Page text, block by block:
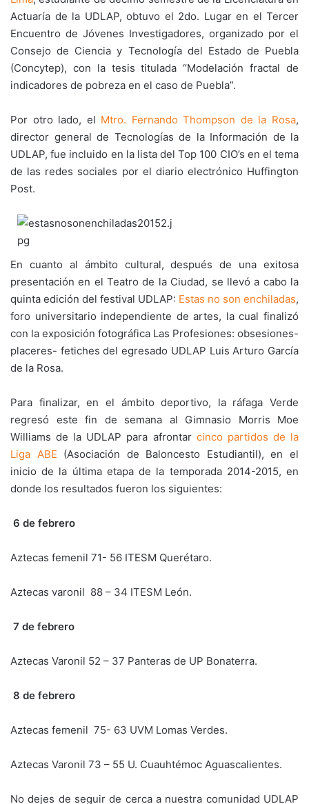
Actuaría de la UDLAP, obtuvo el 2do. Lugar en el Tercer
Encuentro de Jóvenes Investigadores, organizado por el
Consejo de Ciencia y Tecnología del Estado de Puebla
(Concytep), con la tesis titulada “Modelación fractal de
indicadores de pobreza en el caso de Puebla”.
Por otro lado, el Mtro. Fernando Thompson de la Rosa,
director general de Tecnologías de la Información de la
UDLAP, fue incluido en la lista del Top 100 CIO’s en el tema
de las redes sociales por el diario electrónico Huffington
Post.
En cuanto al ámbito cultural, después de una exitosa
presentación en el Teatro de la Ciudad, se llevó a cabo la
quinta edición del festival UDLAP: Estas no son enchiladas,
foro universitario independiente de artes, la cual finalizó
con la exposición fotográfica Las Profesiones: obsesiones-
placeres- fetiches del egresado UDLAP Luis Arturo García
de la Rosa.
Para finalizar, en el ámbito deportivo, la ráfaga Verde
regresó este fin de semana al Gimnasio Morris Moe
Williams de la UDLAP para afrontar cinco partidos de la
Liga ABE (Asociación de Baloncesto Estudiantil), en el
inicio de la última etapa de la temporada 2014-2015, en
donde los resultados fueron los siguientes:
6 de febrero
Aztecas femenil 71- 56 ITESM Querétaro.
Aztecas varonil 88 – 34 ITESM León.
7 de febrero
Aztecas Varonil 52 – 37 Panteras de UP Bonaterra.
8 de febrero
Aztecas femenil 75- 63 UVM Lomas Verdes.
Aztecas Varonil 73 – 55 U. Cuauhtémoc Aguascalientes.
No dejes de seguir de cerca a nuestra comunidad UDLAP